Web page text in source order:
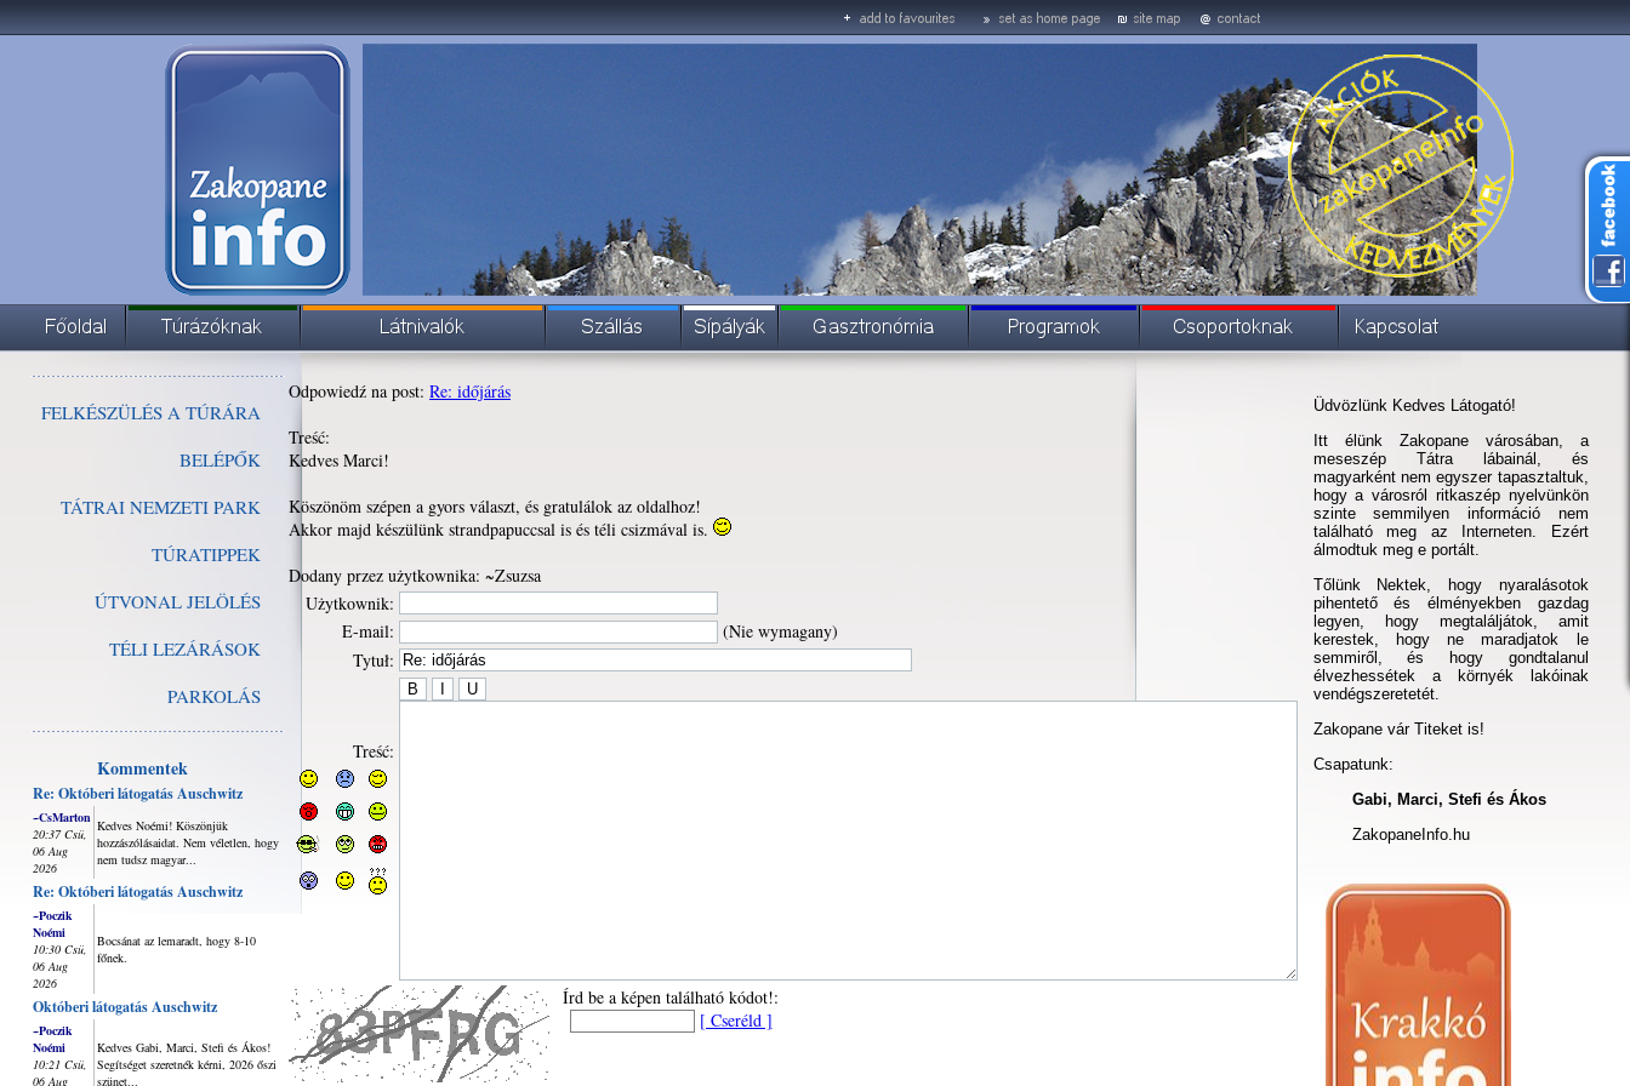
FELKÉSZÜLÉS A TÚRÁRA
BELÉPŐK
TÁTRAI NEMZETI PARK
TÚRATIPPEK
ÚTVONAL JELÖLÉS
TÉLI LEZÁRÁSOK
PARKOLÁS
Kommentek
Re: Októberi látogatás Auschwitz
~CsMarton
20:37 Csü,
06 Aug
2026
Kedves Noémi! Köszönjük
hozzászólásaidat. Nem véletlen, hogy
nem tudsz magyar...
Re: Októberi látogatás Auschwitz
~Poczik
Noémi
10:30 Csü,
06 Aug
2026
Bocsánat az lemaradt, hogy 8-10
főnek.
Októberi látogatás Auschwitz
~Poczik
Noémi
10:21 Csü,
06 Aug
Kedves Gabi, Marci, Stefi és Ákos!
Segítséget szeretnék kérni, 2026 őszi
szünet...
Odpowiedź na post: Re: időjárás
Treść:
Kedves Marci!
Köszönöm szépen a gyors választ, és gratulálok az oldalhoz!
Akkor majd készülünk strandpapuccsal is és téli csizmával is.
Dodany przez użytkownika: ~Zsuzsa
Użytkownik:
E-mail:
(Nie wymagany)
Tytuł:
Treść:
Írd be a képen található kódot!:
[ Cseréld ]
Üdvözlünk Kedves Látogató!
Itt élünk Zakopane városában, a
meseszép Tátra lábainál, és
magyarként nem egyszer tapasztaltuk,
hogy a városról ritkaszép nyelvünkön
szinte semmilyen információ nem
található meg az Interneten. Ezért
álmodtuk meg e portált.
Tőlünk Nektek, hogy nyaralásotok
pihentető és élményekben gazdag
legyen, hogy megtaláljátok, amit
kerestek, hogy ne maradjatok le
semmiről, és hogy gondtalanul
élvezhessétek a környék lakóinak
vendégszeretetét.
Zakopane vár Titeket is!
Csapatunk:
Gabi, Marci, Stefi és Ákos
ZakopaneInfo.hu